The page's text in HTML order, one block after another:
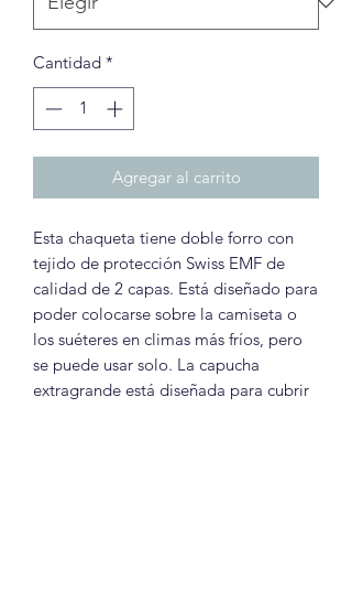
Cantidad *
Agregar al carrito
Esta chaqueta tiene doble forro con
tejido de protección Swiss EMF de
calidad de 2 capas. Está diseñado para
poder colocarse sobre la camiseta o
los suéteres en climas más fríos, pero
se puede usar solo. La capucha
extragrande está diseñada para cubrir